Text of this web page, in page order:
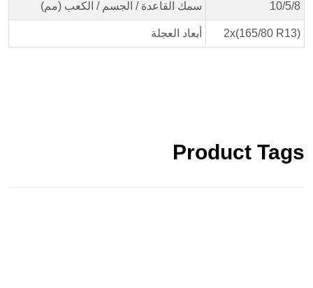
سمك القاعدة / الجسم / الكعب (مم) 10/5/8
أبعاد العجلة 2x(165/80 R13)
Product Tags